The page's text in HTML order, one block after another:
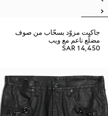
جاكيت مزوّد بسحّاب من صوف
مضلّع ناعم مع ويب
SAR 14,450
وصلت منتجات جديدة